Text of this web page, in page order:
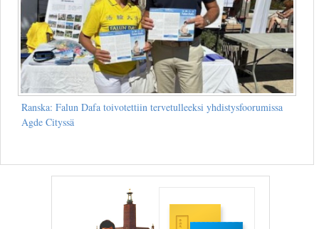
Ranska: Falun Dafa toivotettiin tervetulleeksi yhdistysfoorumissa
Agde Cityssä